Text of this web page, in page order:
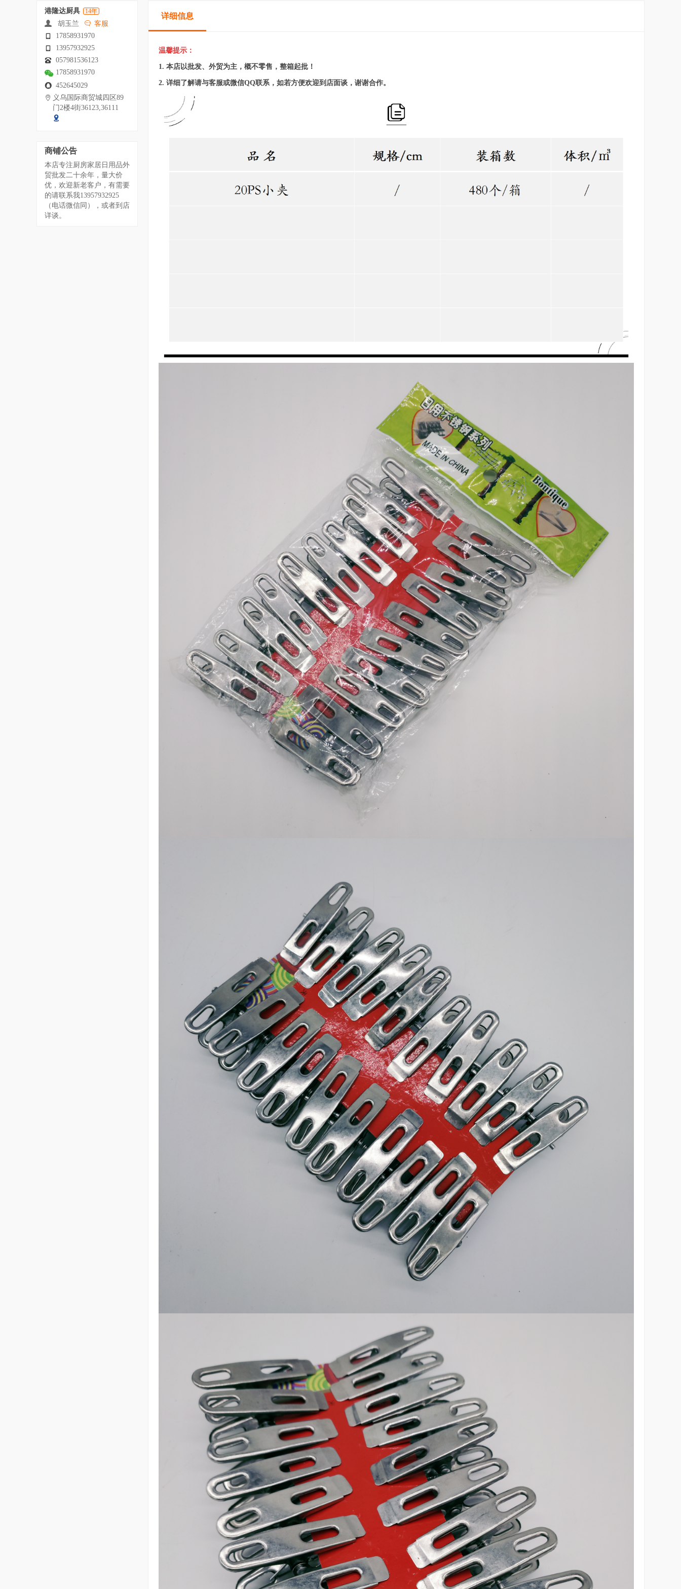
港隆达厨具 14年
胡玉兰
客服
17858931970
13957932925
057981536123
17858931970
452645029
义乌国际商贸城四区89
门2楼4街36123,36111
商铺公告
本店专注厨房家居日用品外
贸批发二十余年，量大价
优，欢迎新老客户，有需要
的请联系我13957932925
（电话微信同），或者到店
详谈。
详细信息
温馨提示：
1. 本店以批发、外贸为主，概不零售，整箱起批！
2. 详细了解请与客服或微信QQ联系，如若方便欢迎到店面谈，谢谢合作。